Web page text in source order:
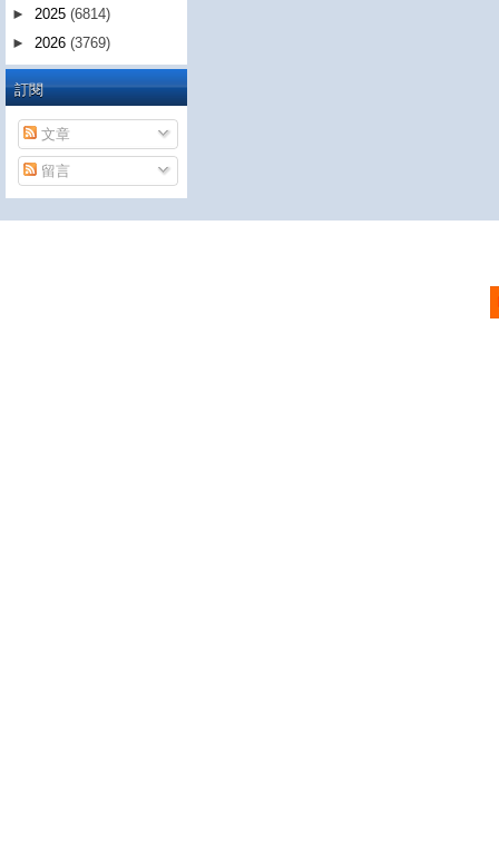
► 2025 (6814)
► 2026 (3769)
訂閱
文章
留言